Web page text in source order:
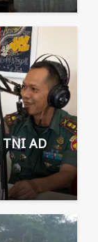
AD